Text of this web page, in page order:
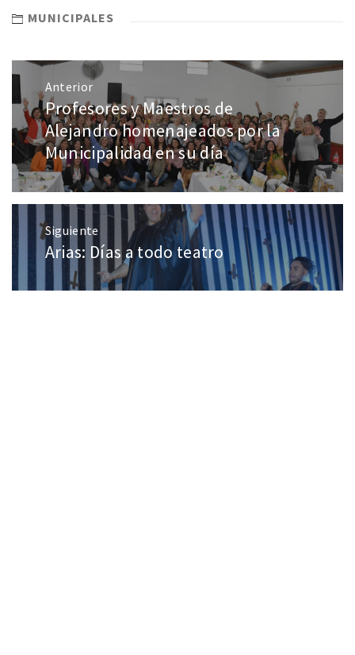
MUNICIPALES
Anterior
Profesores y Maestros de
Alejandro homenajeados por la
Municipalidad en su día
Siguiente
Arias: Días a todo teatro